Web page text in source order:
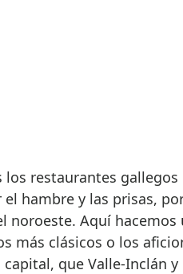
hambre y las prisas,
noroeste. Aquí hacemos
más clásicos o los
que Valle-Inclán y